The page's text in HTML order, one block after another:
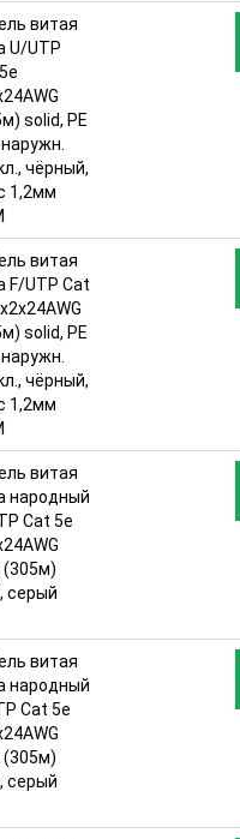
витая
U/UTP
solid, PE
чёрный,
1,2мм
витая
F/UTP Cat
solid, PE
чёрный,
1,2мм
витая
народный
Cat 5e
(305м)
серый
витая
народный
Cat 5e
(305м)
серый